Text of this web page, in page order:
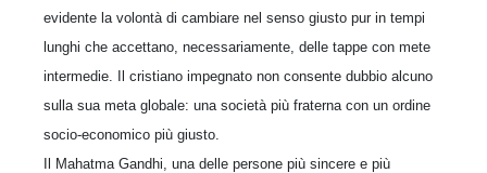
evidente la volontà di cambiare nel senso giusto pur in tempi
lunghi che accettano, necessariamente, delle tappe con mete
intermedie. Il cristiano impegnato non consente dubbio alcuno
sulla sua meta globale: una società più fraterna con un ordine
socio-economico più giusto.
Il Mahatma Gandhi, una delle persone più sincere e più